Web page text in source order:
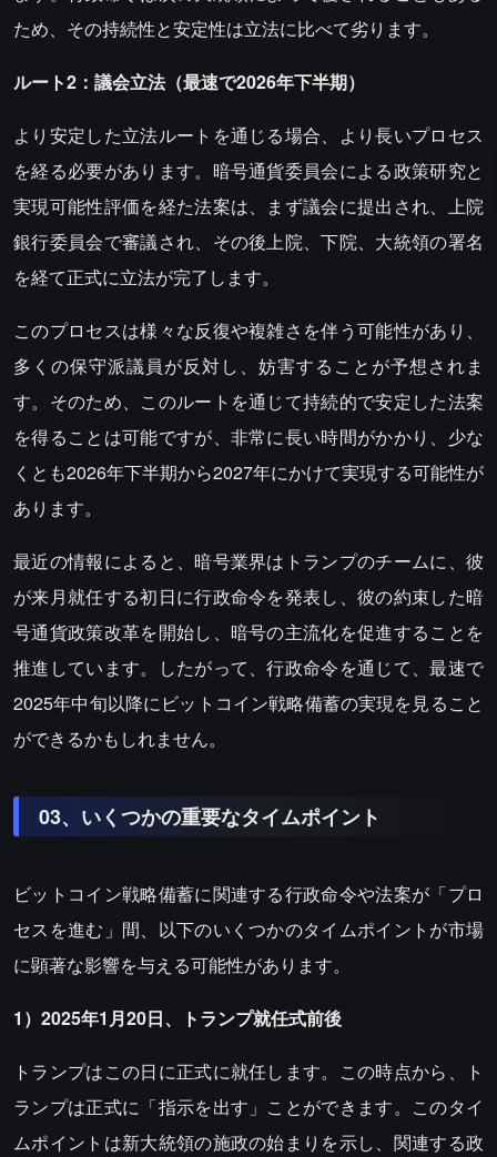
ため、その持続性と安定性は立法に比べて劣ります。
ルート2：議会立法（最速で2026年下半期）
より安定した立法ルートを通じる場合、より長いプロセス
を経る必要があります。暗号通貨委員会による政策研究と
実現可能性評価を経た法案は、まず議会に提出され、上院
銀行委員会で審議され、その後上院、下院、大統領の署名
を経て正式に立法が完了します。
このプロセスは様々な反復や複雑さを伴う可能性があり、
多くの保守派議員が反対し、妨害することが予想されま
す。そのため、このルートを通じて持続的で安定した法案
を得ることは可能ですが、非常に長い時間がかかり、少な
くとも2026年下半期から2027年にかけて実現する可能性が
あります。
最近の情報によると、暗号業界はトランプのチームに、彼
が来月就任する初日に行政命令を発表し、彼の約束した暗
号通貨政策改革を開始し、暗号の主流化を促進することを
推進しています。したがって、行政命令を通じて、最速で
2025年中旬以降にビットコイン戦略備蓄の実現を見ること
ができるかもしれません。
03、いくつかの重要なタイムポイント
ビットコイン戦略備蓄に関連する行政命令や法案が「プロ
セスを進む」間、以下のいくつかのタイムポイントが市場
に顕著な影響を与える可能性があります。
1）2025年1月20日、トランプ就任式前後
トランプはこの日に正式に就任します。この時点から、ト
ランプは正式に「指示を出す」ことができます。このタイ
ムポイントは新大統領の施政の始まりを示し、関連する政